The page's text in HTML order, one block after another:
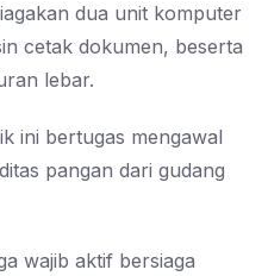
dua unit komputer
cetak dokumen, beserta
lebar.
ini bertugas mengawal
pangan dari gudang
wajib aktif bersiaga